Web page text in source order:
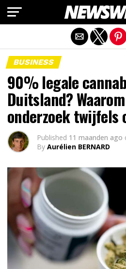
BUSINESS
90% legale
Duitsland?
onderzoek twijfels
Published 11 maanden ago
By Aurélien BERNARD
Mobiele versie